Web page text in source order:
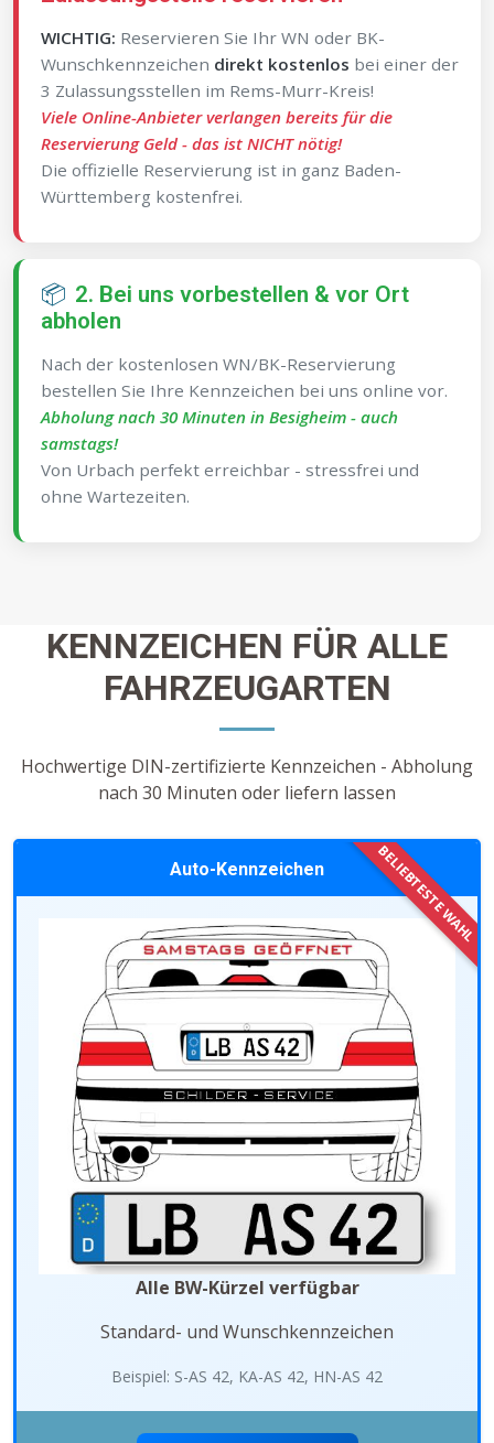
WICHTIG: Reservieren Sie Ihr WN oder BK-
Wunschkennzeichen direkt kostenlos bei einer der
3 Zulassungsstellen im Rems-Murr-Kreis!
Viele Online-Anbieter verlangen bereits für die
Reservierung Geld - das ist NICHT nötig!
Die offizielle Reservierung ist in ganz Baden-
Württemberg kostenfrei.
📦 2. Bei uns vorbestellen & vor Ort
abholen
Nach der kostenlosen WN/BK-Reservierung
bestellen Sie Ihre Kennzeichen bei uns online vor.
Abholung nach 30 Minuten in Besigheim - auch
samstags!
Von Urbach perfekt erreichbar - stressfrei und
ohne Wartezeiten.
KENNZEICHEN FÜR ALLE
FAHRZEUGARTEN
Hochwertige DIN-zertifizierte Kennzeichen - Abholung
nach 30 Minuten oder liefern lassen
Auto-Kennzeichen
Alle BW-Kürzel verfügbar
Standard- und Wunschkennzeichen
Beispiel: S-AS 42, KA-AS 42, HN-AS 42